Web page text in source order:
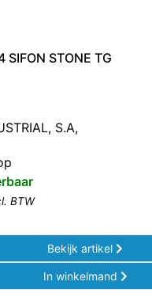
SIFON STONE TG
S.A,
BTW
Bekijk artikel
In winkelmand